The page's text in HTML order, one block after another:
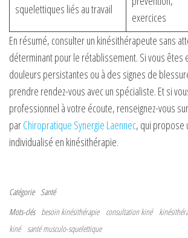
squelettiques liés au travail
exercices
En résumé, consulter un kinésithérapeute sans
déterminant pour le rétablissement. Si vous êtes
douleurs persistantes ou à des signes de
prendre rendez-vous avec un spécialiste. Et si
professionnel à votre écoute, renseignez-vous
parChiropratique Synergie Laennec, qui propose
individualisé en kinésithérapie.
Catégorie Santé
Mots-clés besoin kinésithérapie consultation kiné
kiné santé musculo-squelettique